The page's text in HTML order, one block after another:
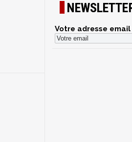
Votre adresse email